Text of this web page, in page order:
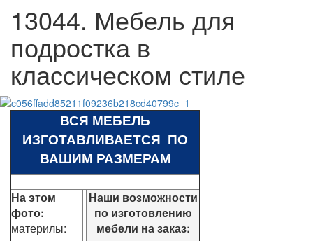
13044. Мебель для
подростка в
классическом стиле
ВСЯ МЕБЕЛЬ
ИЗГОТАВЛИВАЕТСЯ ПО
ВАШИМ РАЗМЕРАМ
На этом
фото:
материлы:
Наши возможности
по изготовлению
мебели на заказ: